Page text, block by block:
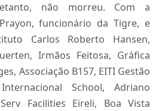
não morreu. Com a
funcionário da Tigre, e
Carlos Roberto Hansen,
Irmãos Feitosa, Gráfica
Associação B157, EITI Gestão
School, Adriano
Facilities Eireli, Boa Vista